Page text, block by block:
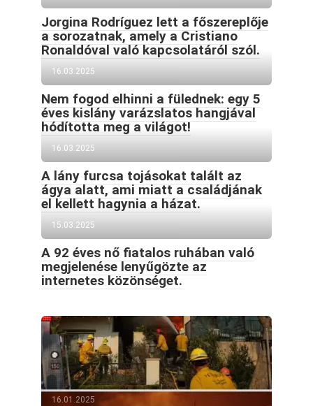
Jorgina Rodríguez lett a főszereplője
a sorozatnak, amely a Cristiano
Ronaldóval való kapcsolatáról szól.
16.03.2025
Nem fogod elhinni a fülednek: egy 5
éves kislány varázslatos hangjával
hódította meg a világot!
16.03.2025
A lány furcsa tojásokat talált az
ágya alatt, ami miatt a családjának
el kellett hagynia a házat.
15.03.2025
A 92 éves nő fiatalos ruhában való
megjelenése lenyűgözte az
internetes közönséget.
16.01.2025